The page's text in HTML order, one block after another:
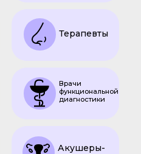
Терапевты
Акушеры-
Врачи
функциональной
диагностики